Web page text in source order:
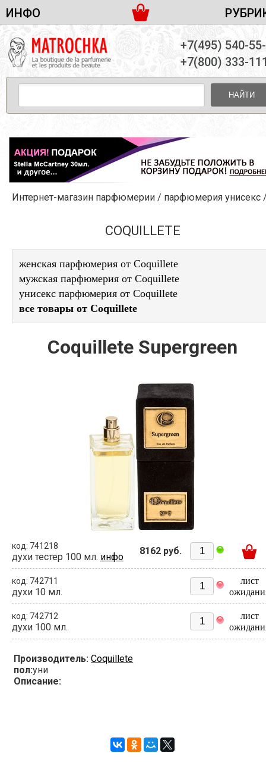
ИНФО
ДОСТАВКА И ОПЛАТА
ПАРТНЕРСТВО
КОНТАКТЫ
ЖЕНСКАЯ ПАРФЮМЕРИЯ
МУЖСКАЯ ПАРФЮМЕРИЯ
УНИСЕКС ПАРФЮМЕРИЯ
ЖЕНСКИЕ НАБОРЫ
МУЖСКИЕ НАБОРЫ
УНИСЕКС НАБОРЫ
УХОД ЗА ЛИЦОМ
УХОД ЗА ТЕЛОМ
ДЕКОРАТИВНАЯ КОСМЕТИКА
+7(495) 540-
+7(800) 333-
НАЙТИ
Интернет-магазин парфюмерии / парфюмерия унисекс
COQUILLETE
женская парфюмерия от Coquillete
мужская парфюмерия от Coquillete
унисекс парфюмерия от Coquillete
все товары от Coquillete
Coquillete Supergreen
код: 741218
духи тестер 100 мл. инфо
8162 руб.
код: 742711
духи 10 мл.
лист
код: 742712
духи 100 мл.
лист
Производитель: Coquillete
пол:уни
Описание: